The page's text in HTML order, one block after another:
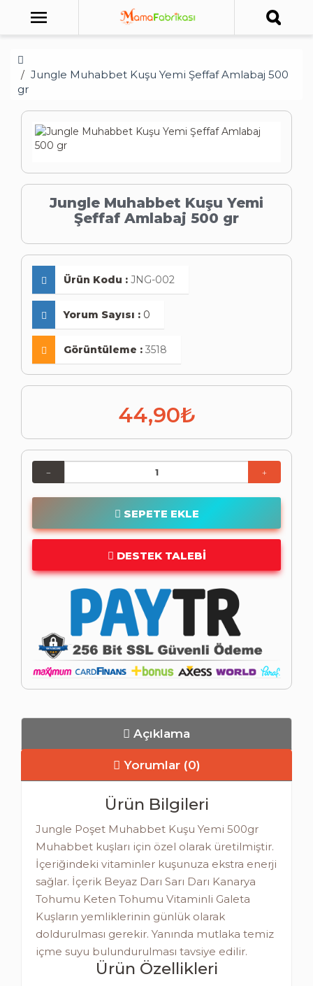
Jungle Muhabbet Kuşu Yemi Şeffaf Amlabaj 500
gr
Jungle Muhabbet Kuşu Yemi
Şeffaf Amlabaj 500 gr
Ürün Kodu : JNG-002
Yorum Sayısı : 0
Görüntüleme : 3518
44,90₺
SEPETE EKLE
DESTEK TALEBI
Açıklama
Yorumlar (0)
Ürün Bilgileri
Jungle Poşet Muhabbet Kuşu Yemi 500gr
Muhabbet kuşları için özel olarak üretilmiştir.
İçeriğindeki vitaminler kuşunuza ekstra enerji
sağlar. İçerik Beyaz Darı Sarı Darı Kanarya
Tohumu Keten Tohumu Vitaminli Galeta
Kuşların yemliklerinin günlük olarak
doldurulması gerekir. Yanında mutlaka temiz
içme suyu bulundurulması tavsiye edilir.
Ürün Özellikleri